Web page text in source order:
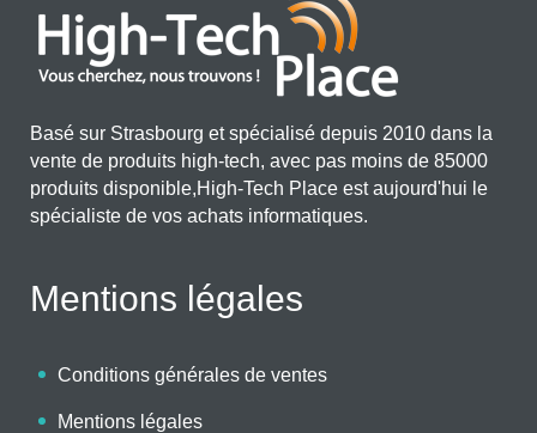
Basé sur Strasbourg et spécialisé depuis 2010 dans la
vente de produits high-tech, avec pas moins de 85000
produits disponible,High-Tech Place est aujourd'hui le
spécialiste de vos achats informatiques.
Mentions légales
Conditions générales de ventes
Mentions légales